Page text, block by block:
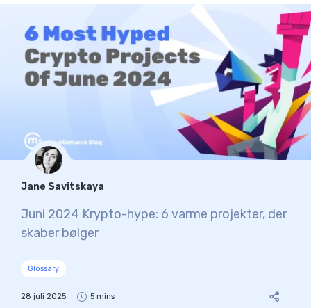
Jane Savitskaya
Juni 2024 Krypto-hype: 6 varme projekter, der
skaber bølger
Glossary
28 juli 2025 5 mins